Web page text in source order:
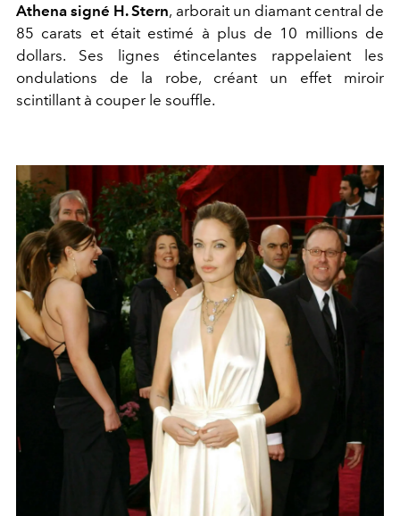
Athena signé H. Stern, arborait un diamant central de
85 carats et était estimé à plus de 10 millions de
dollars. Ses lignes étincelantes rappelaient les
ondulations de la robe, créant un effet miroir
scintillant à couper le souffle.